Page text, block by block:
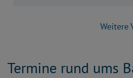
Weitere
Termine rund ums